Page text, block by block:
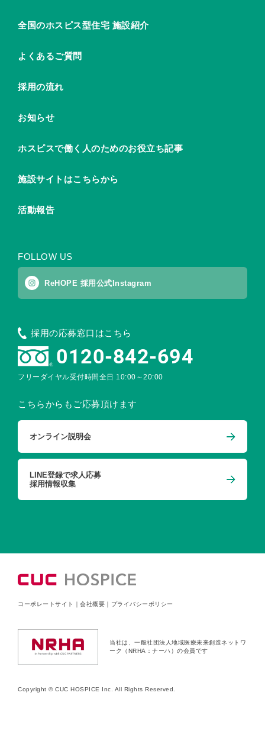
全国のホスピス型住宅 施設紹介
よくあるご質問
採用の流れ
お知らせ
ホスピスで働く人のためのお役立ち記事
施設サイトはこちらから
活動報告
FOLLOW US
ReHOPE 採用公式Instagram
採用の応募窓口はこちら
0120-842-694
フリーダイヤル受付時間全日 10:00～20:00
こちらからもご応募頂けます
オンライン説明会
LINE登録で求人応募
採用情報収集
コーポレートサイト ｜ 会社概要 ｜ プライバシーポリシー
当社は、一般社団法人地域医療未来創造ネットワ
ーク（NRHA：ナーハ）の会員です
Copyright © CUC HOSPICE Inc. All Rights Reserved.